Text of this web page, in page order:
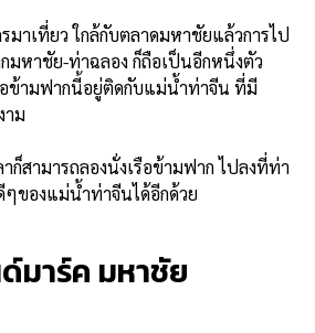
มาเที่ยว ใกล้กับตลาดมหาชัยแล้วการไป
มหาชัย-ท่าฉลอง ก็ถือเป็นอีกหนึ่งตัว
อข้ามฟากนี้อยู่ติดกับแม่น้ำท่าจีน ที่มี
าม
ก็สามารถลองนั่งเรือข้ามฟาก ไปลงที่ท่า
ๆของแม่น้ำท่าจีนได้อีกด้วย
มาร์ค มหาชัย